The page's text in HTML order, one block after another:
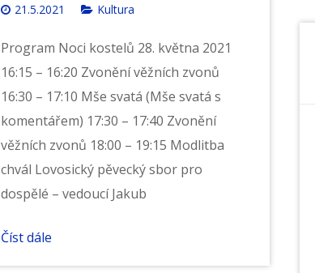
21.5.2021 Kultura
Program Noci kostelů 28. května 2021
16:15 – 16:20 Zvonění věžních zvonů
16:30 – 17:10 Mše svatá (Mše svatá s
komentářem) 17:30 – 17:40 Zvonění
věžních zvonů 18:00 – 19:15 Modlitba
chvál Lovosický pěvecký sbor pro
dospělé – vedoucí Jakub
Číst dále